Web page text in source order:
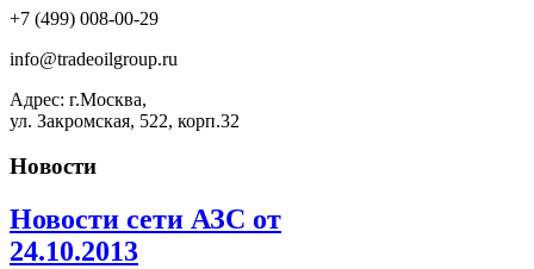
+7 (499) 008-00-29
info@tradeoilgroup.ru
Адрес: г.Москва,
ул. Закромская, 522, корп.32
Новости
Новости сети АЗС от
24.10.2013